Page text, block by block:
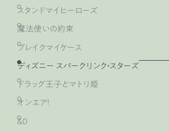
スタンドマイヒーローズ
魔法使いの約束
ブレイクマイケース
ディズニー スパークリンク・スターズ
ドラッグ王子とマトリ姫
オンエア！
&0